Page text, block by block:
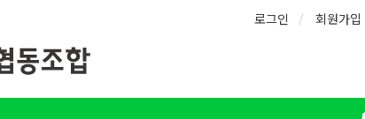
로그인 회원가입